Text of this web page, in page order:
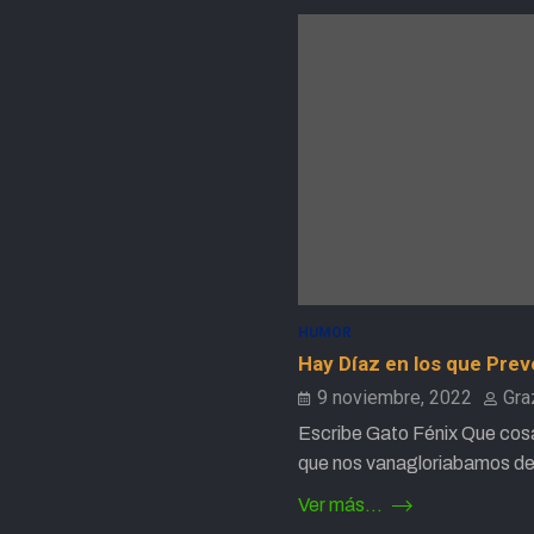
HUMOR
Hay Díaz en los que
9 noviembre, 2022
Escribe Gato Fénix Que
que nos vanagloriabamos
Ver más...